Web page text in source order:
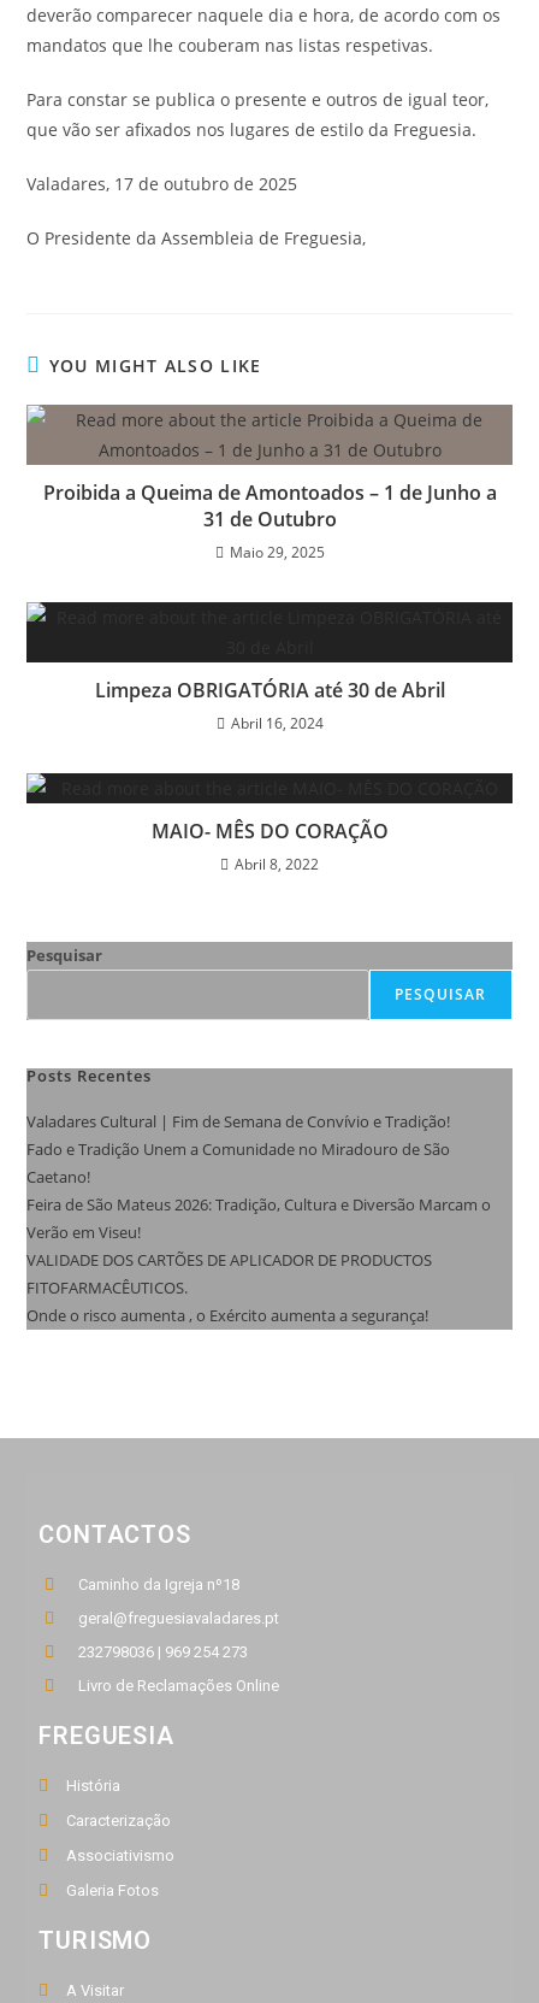
deverão comparecer naquele dia e hora, de acordo com os
mandatos que lhe couberam nas listas respetivas.
Para constar se publica o presente e outros de igual teor,
que vão ser afixados nos lugares de estilo da Freguesia.
Valadares, 17 de outubro de 2025
O Presidente da Assembleia de Freguesia,
YOU MIGHT ALSO LIKE
Proibida a Queima de Amontoados – 1 de Junho a
31 de Outubro
Maio 29, 2025
Limpeza OBRIGATÓRIA até 30 de Abril
Abril 16, 2024
MAIO- MÊS DO CORAÇÃO
Abril 8, 2022
Pesquisar
PESQUISAR
Posts Recentes
Valadares Cultural | Fim de Semana de Convívio e Tradição!
Fado e Tradição Unem a Comunidade no Miradouro de São
Caetano!
Feira de São Mateus 2026: Tradição, Cultura e Diversão Marcam o
Verão em Viseu!
VALIDADE DOS CARTÕES DE APLICADOR DE PRODUCTOS
FITOFARMACÊUTICOS.
Onde o risco aumenta , o Exército aumenta a segurança!
CONTACTOS
Caminho da Igreja nº18
geral@freguesiavaladares.pt
232798036 | 969 254 273
Livro de Reclamações Online
FREGUESIA
História
Caracterização
Associativismo
Galeria Fotos
TURISMO
A Visitar